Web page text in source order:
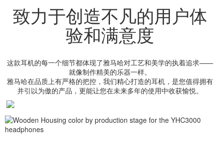
致力于创造不凡的用户体
验和满意度
这款耳机的每一个细节都体现了雅马哈对工艺和美学的执着追求——
就像制作精美的乐器一样。
雅马哈在品质上有严格的把控，我们精心打造的耳机，是您值得拥有
并引以为傲的产品，更能让您在未来多年的使用中收获愉悦。